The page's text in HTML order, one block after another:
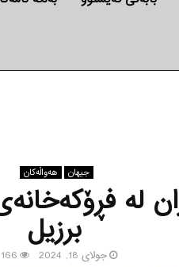
جیهان هه‌واڵه‌کان
له‌
برزیل
جولای 18, 2024 166